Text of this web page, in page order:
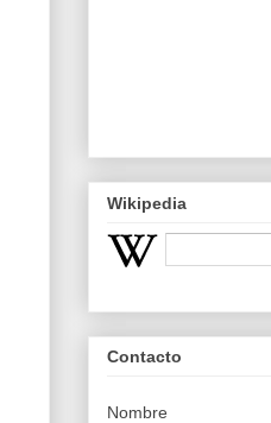
Wikipedia
Contacto
Nombre